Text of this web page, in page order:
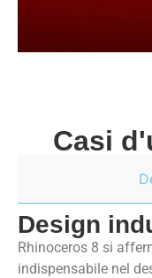
Casi
Design
Rhinoceros 8 si
indispensabile nel